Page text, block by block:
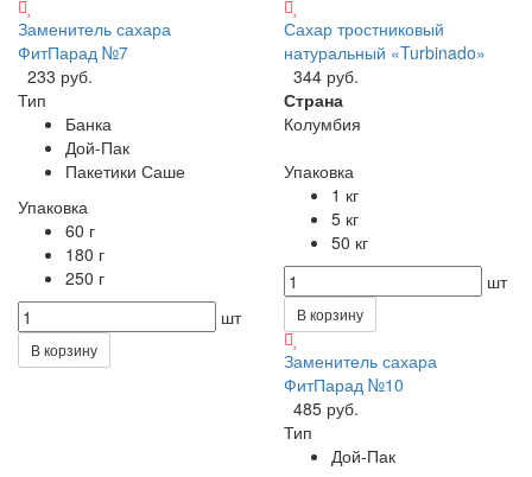
Заменитель сахара
ФитПарад №7
233 руб.
Тип
Банка
Дой-Пак
Пакетики Саше
Упаковка
60 г
180 г
250 г
шт
В корзину
Сахар тростниковый
натуральный «Turbinado»
344 руб.
Страна
Колумбия
Упаковка
1 кг
5 кг
50 кг
шт
В корзину
Заменитель сахара
ФитПарад №10
485 руб.
Тип
Дой-Пак